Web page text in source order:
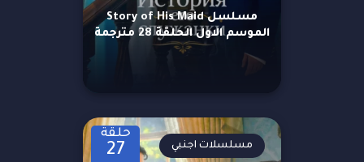
مسلسل Story of His Maid
الموسم الاول الحلقة 28 مترجمة
حلقة
27 مسلسلات اجنبي